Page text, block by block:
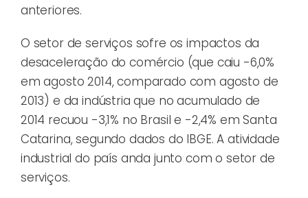
anteriores.
O setor de serviços sofre os impactos da
desaceleração do comércio (que caiu -6,0%
em agosto 2014, comparado com agosto de
2013) e da indústria que no acumulado de
2014 recuou -3,1% no Brasil e -2,4% em Santa
Catarina, segundo dados do IBGE. A atividade
industrial do país anda junto com o setor de
serviços.